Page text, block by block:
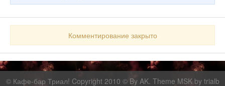
Комментирование закрыто
© Кафе-бар Триал! Copyright 2010 © By AK. Theme MSK by trialb